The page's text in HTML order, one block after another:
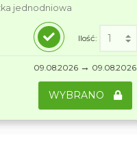
jednodniowa
Ilość:
09.08.2026 → 09.08.2026
WYBRANO